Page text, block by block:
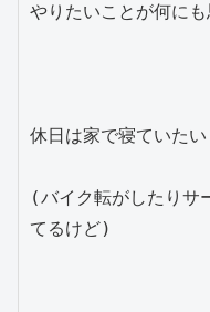
やりたいことが何にも
休日は家で寝ていたい
(バイク転がしたりサ
てるけど)